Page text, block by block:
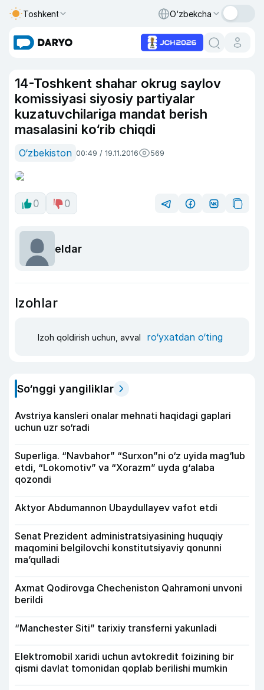
Toshkent O‘zbekcha
14-Toshkent shahar okrug saylov
komissiyasi siyosiy partiyalar
kuzatuvchilariga mandat berish
masalasini ko‘rib chiqdi
O‘zbekiston 00:49 / 19.11.2016 569
0 0
eldar
Izohlar
Izoh qoldirish uchun, avval ro‘yxatdan o‘ting
So‘nggi yangiliklar
Avstriya kansleri onalar mehnati haqidagi gaplari
uchun uzr so‘radi
Superliga. “Navbahor” “Surxon”ni o‘z uyida mag‘lub
etdi, “Lokomotiv” va “Xorazm” uyda g‘alaba
qozondi
Aktyor Abdu­mannon Ubaydullayev vafot etdi
Senat Prezident administratsiyasining huquqiy
maqomini belgilovchi konstitutsiyaviy qonunni
ma’qulladi
Axmat Qodirovga Checheniston Qahramoni unvoni
berildi
“Manchester Siti” tarixiy transferni yakunladi
Elektromobil xaridi uchun avtokredit foizining bir
qismi davlat tomonidan qoplab berilishi mumkin